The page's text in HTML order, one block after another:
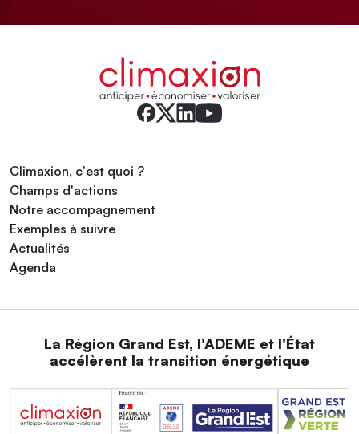
Climaxion, c'est quoi ?
Champs d'actions
Notre accompagnement
Exemples à suivre
Actualités
Agenda
La Région Grand Est, l'ADEME et l'État
accélèrent la transition énergétique